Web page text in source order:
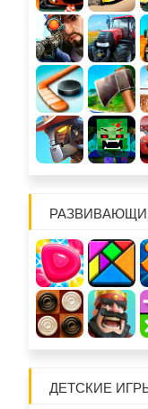
ДЕТСКИЕ